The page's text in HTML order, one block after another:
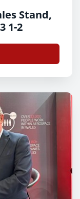
Stand,
1-2